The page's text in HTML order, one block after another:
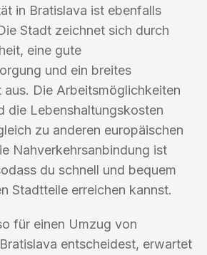
in Bratislava ist ebenfalls
Stadt zeichnet sich durch
eine gute
und ein breites
aus. Die Arbeitsmöglichkeiten
die Lebenshaltungskosten
zu anderen europäischen
Nahverkehrsanbindung ist
du schnell und bequem
Stadtteile erreichen kannst.
für einen Umzug von
entscheidest, erwartet